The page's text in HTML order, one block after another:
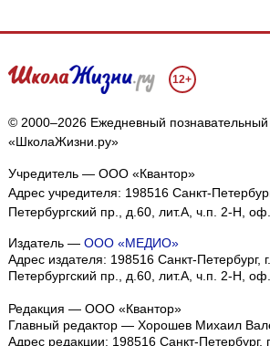
12+
© 2000–2026 Ежедневный
«ШколаЖизни.ру»
Учредитель — ООО «Квантор»
Адрес учредителя: 198516 Санкт-
Петербургский пр., д.60, лит.А, ч.п. 2-Н,
Издатель — ООО «МЕДИО»
Адрес издателя: 198516 Санкт-Петербург,
Петербургский пр., д.60, лит.А, ч.п. 2-Н,
Редакция — ООО «Квантор»
Главный редактор — Хорошев Михаил
Адрес редакции: 198516 Санкт-Петербург,